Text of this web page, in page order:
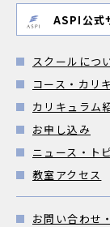
ASPI公式
スクールにつ
コース・カリ
カリキュラム
お申し込み
ニュース・ト
教室アクセス
お問い合わせ